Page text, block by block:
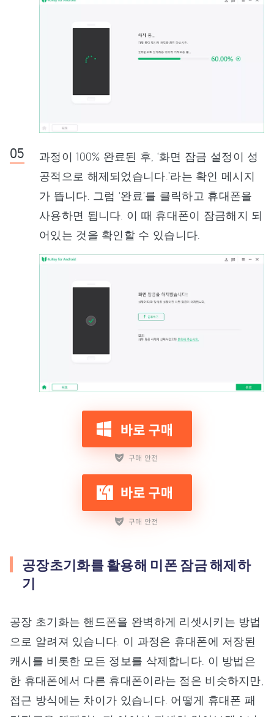
과정이 100% 완료된 후, ‘화면 잠금 설정이 성
공적으로 해제되었습니다.’라는 확인 메시지
가 뜹니다. 그럼 ‘완료’를 클릭하고 휴대폰을
사용하면 됩니다. 이 때 휴대폰이 잠금해지 되
어있는 것을 확인할 수 있습니다.
공장초기화를 활용해 미폰 잠금 해제하
기
공장 초기화는 핸드폰을 완벽하게 리셋시키는 방법
으로 알려져 있습니다. 이 과정은 휴대폰에 저장된
캐시를 비롯한 모든 정보를 삭제합니다. 이 방법은
한 휴대폰에서 다른 휴대폰이라는 점은 비슷하지만,
접근 방식에는 차이가 있습니다. 어떻게 휴대폰 패